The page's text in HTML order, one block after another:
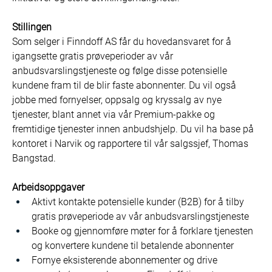
Stillingen
Som selger i Finndoff AS får du hovedansvaret for å
igangsette gratis prøveperioder av vår
anbudsvarslingstjeneste og følge disse potensielle
kundene fram til de blir faste abonnenter. Du vil også
jobbe med fornyelser, oppsalg og kryssalg av nye
tjenester, blant annet via vår Premium-pakke og
fremtidige tjenester innen anbudshjelp. Du vil ha base på
kontoret i Narvik og rapportere til vår salgssjef, Thomas
Bangstad.
Arbeidsoppgaver
Aktivt kontakte potensielle kunder (B2B) for å tilby
gratis prøveperiode av vår anbudsvarslingstjeneste
Booke og gjennomføre møter for å forklare tjenesten
og konvertere kundene til betalende abonnenter
Fornye eksisterende abonnementer og drive